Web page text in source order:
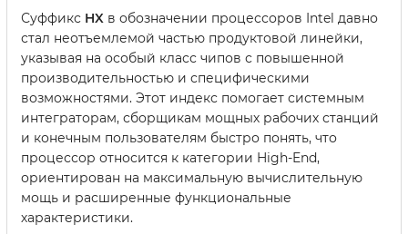
Суффикс HX в обозначении процессоров Intel давно
стал неотъемлемой частью продуктовой линейки,
указывая на особый класс чипов с повышенной
производительностью и специфическими
возможностями. Этот индекс помогает системным
интеграторам, сборщикам мощных рабочих станций
и конечным пользователям быстро понять, что
процессор относится к категории High-End,
ориентирован на максимальную вычислительную
мощь и расширенные функциональные
характеристики.